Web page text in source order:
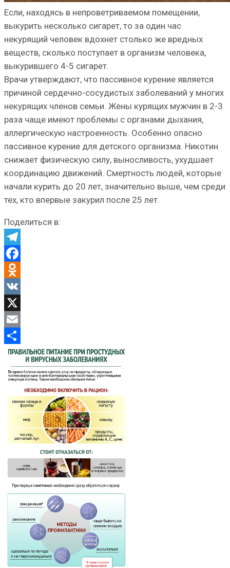
Если, находясь в непроветриваемом помещении,
выкурить несколько сигарет, то за один час
некурящий человек вдохнет столько же вредных
веществ, сколько поступает в организм человека,
выкурившего 4-5 сигарет.
Врачи утверждают, что пассивное курение является
причиной сердечно-сосудистых заболеваний у многих
некурящих членов семьи. Жены курящих мужчин в 2-3
раза чаще имеют проблемы с органами дыхания,
аллергическую настроенность. Особенно опасно
пассивное курение для детского организма. Никотин
снижает физическую силу, выносливость, ухудшает
координацию движений. Смертность людей, которые
начали курить до 20 лет, значительно выше, чем среди
тех, кто впервые закурил после 25 лет.
Поделиться в:
Telegram
Facebook
Odnoklassniki
VK
X
Email
Отправить